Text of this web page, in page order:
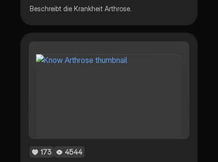
Beschreibt die Krankheit Arthrose.
173 4544